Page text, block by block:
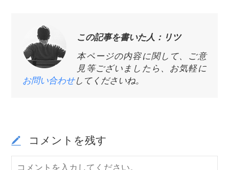
この記事を書いた人：リツ
本ページの内容に関して、ご意
見等ございましたら、お気軽に
お問い合わせしてくださいね。
コメントを残す